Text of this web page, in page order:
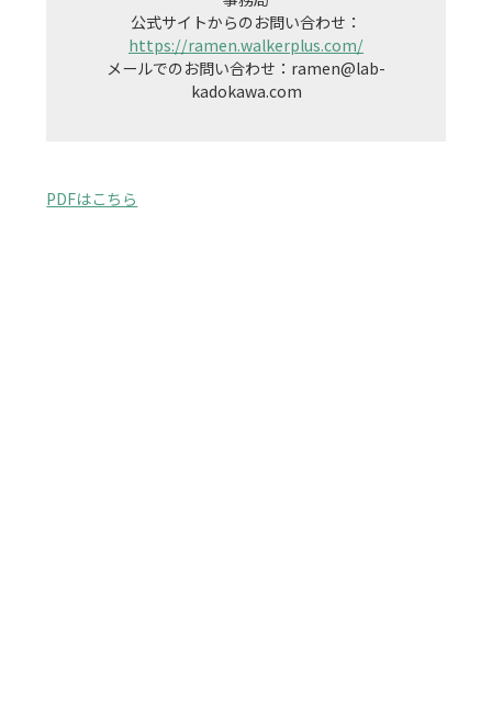
公式サイトからのお問い合わせ：
https://ramen.walkerplus.com/
メールでのお問い合わせ：ramen@lab-
kadokawa.com
PDFはこちら